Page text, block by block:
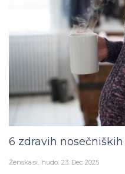
6 zdravih
Ženska.si hudo 23. Dec 2025